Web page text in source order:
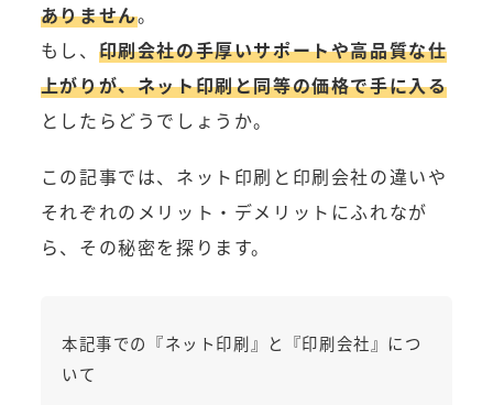
ありません。
もし、 印刷会社の手厚いサポートや高品質な仕
上がりが、ネット印刷と同等の価格で手に入る
としたらどうでしょうか。
この記事では、ネット印刷と印刷会社の違いや
それぞれのメリット・デメリットにふれなが
ら、その秘密を探ります。
本記事での『ネット印刷』と『印刷会社』につ
いて